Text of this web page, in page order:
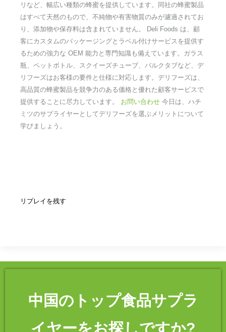
リなど、幅広い種類の蜂蜜を提供しています。同社の蜂蜜製品
はすべて天然のもので、不純物や有害物質のみが濾過されてお
り、添加物や保存料は含まれていません。 Deli Foods は、顧
客にカスタムのパッケージングとラベル付けサービスを提供す
るための強力な OEM 能力と専門知識も備えています。ガラス
瓶、ペットボトル、スクイーズチューブ、バルクタブなど、デ
リフーズはお客様の要件と仕様に対応します。デリフーズは、
高品質の蜂蜜製品を競争力のある価格と優れた顧客サービスで
提供することに尽力しています。 お問い合わせ 今日は、ハチ
ミツのサプライヤーとしてデリフーズを選ぶメリットについて
学びましょう。
リプレイを残す
中国のトップ食品サプラ
イヤーをお探しですか?